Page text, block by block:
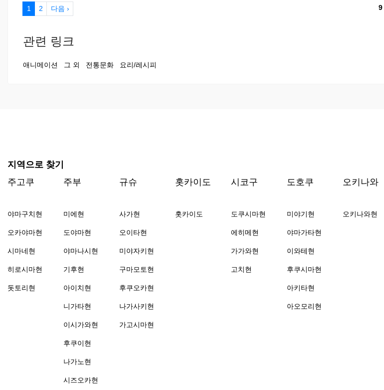
1 2 다음 › 9
관련 링크
애니메이션 그 외 전통문화 요리/레시피
지역으로 찾기
주고쿠
야마구치현
오카야마현
시마네현
히로시마현
돗토리현
주부
미에현
도야마현
야마나시현
기후현
아이치현
니가타현
이시가와현
후쿠이현
나가노현
시즈오카현
규슈
사가현
오이타현
미야자키현
구마모토현
후쿠오카현
나가사키현
가고시마현
홋카이도
홋카이도
시코구
도쿠시마현
에히메현
가가와현
고치현
도호쿠
미야기현
야마가타현
이와테현
후쿠시마현
아키타현
아오모리현
오키나와
오키나와현